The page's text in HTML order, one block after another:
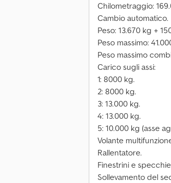
Chilometraggio:
Cambio automatico.
Peso: 13.670 kg +
Peso massimo:
Peso massimo
Carico sugli assi:
1: 8000 kg.
2: 8000 kg.
3: 13.000 kg.
4: 13.000 kg.
5: 10.000 kg (asse
Volante
Rallentatore.
Finestrini e
Sollevamento del